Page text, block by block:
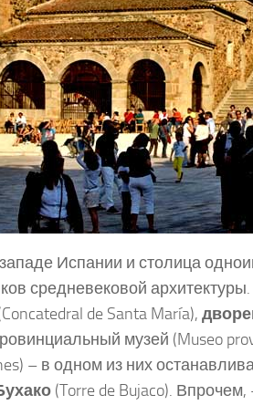
Испании и столица
средневековой
de Santa María),
музей (Museo
– в одном из них
(Torre de Bujaco).